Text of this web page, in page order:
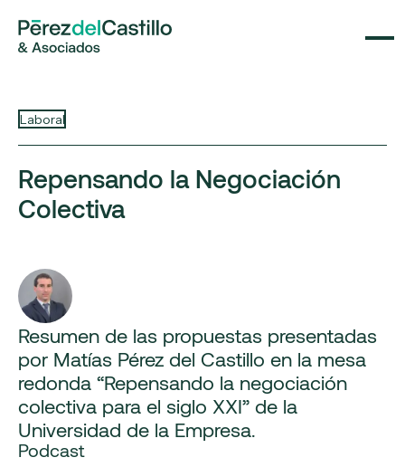
Laboral
Repensando la Negociación
Colectiva
Resumen de las propuestas presentadas
por Matías Pérez del Castillo en la mesa
redonda “Repensando la negociación
colectiva para el siglo XXI” de la
Universidad de la Empresa.
Podcast